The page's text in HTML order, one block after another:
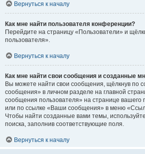
Вернуться к началу
Как мне найти пользователя конференции?
Перейдите на страницу «Пользователи» и
пользователя».
Вернуться к началу
Как мне найти свои сообщения и созданные
Вы можете найти свои сообщения, щёлкнув по
сообщения» в личном разделе на главной
сообщения пользователя» на странице
или по ссылке «Ваши сообщения» в меню
Чтобы найти созданные вами темы,
поиска, заполнив соответствующие поля.
Вернуться к началу